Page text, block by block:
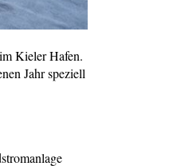
Kieler Hafen.
Jahr speziell